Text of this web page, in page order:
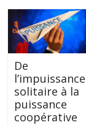
De
l’impuissance
solitaire à la
puissance
coopérative